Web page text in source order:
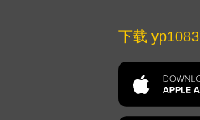
下载 yp1083